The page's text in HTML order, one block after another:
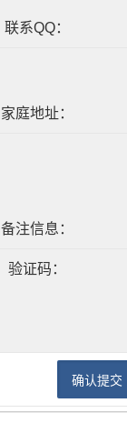
联系QQ：
家庭地址：
备注信息：
验证码：